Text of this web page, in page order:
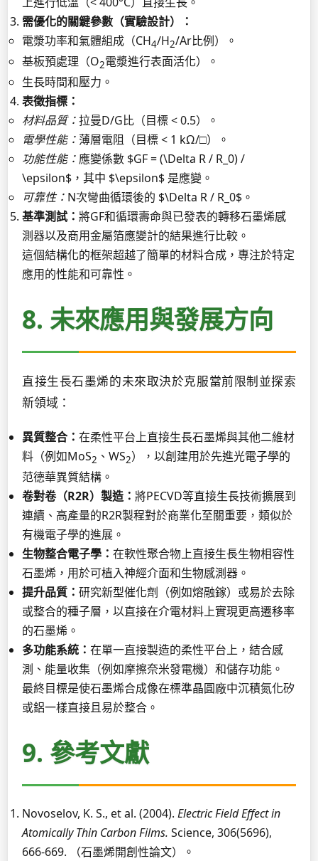
需優化的關鍵參數（實驗設計）：
電漿功率和氣體組成（CH4/H2/Ar比例）。
基板預處理（O2電漿進行表面活化）。
生長時間和壓力。
表徵指標：
材料品質：拉曼D/G比（目標 < 0.5）。
電學性能：薄層電阻（目標 < 1 kΩ/□）。
功能性能： 應變係數 $GF = (\Delta R / R_0) /
\epsilon$，其中 $\epsilon$ 是應變。
可靠性： N次彎曲循環後的 $\Delta R / R_0$。
基準測試： 將GF和循環壽命與已發表的轉移石墨烯感
測器以及商用金屬箔應變計的結果進行比較。
這個結構化的框架超越了簡單的材料合成，專注於特定
應用的性能和可靠性。
8. 未來應用與發展方向
直接生長石墨烯的未來取決於克服當前限制並探索
新領域：
異質整合： 在柔性平台上直接生長石墨烯與其他二維材
料（例如MoS2 、WS2），以創建用於先進光電子學的
范德華異質結構。
卷對卷（R2R）製造： 將PECVD等直接生長技術擴展到
連續、高產量的R2R製程對於商業化至關重要，類似於
有機電子學的進展。
生物整合電子學： 在軟性聚合物上直接生長生物相容性
石墨烯，用於可植入神經介面和生物感測器。
提升品質： 研究新型催化劑（例如熔融鎵）或易於去除
或整合的種子層，以直接在介電材料上實現更高遷移率
的石墨烯。
多功能系統： 在單一直接製造的柔性平台上，結合感
測、能量收集（例如摩擦奈米發電機）和儲存功能。
最終目標是使石墨烯合成像在標準晶圓廠中沉積氮化矽
或鋁一樣直接且易於整合。
9. 參考文獻
Novoselov, K. S., et al. (2004). Electric Field Effect in
Atomically Thin Carbon Films. Science, 306(5696),
666-669. （石墨烯開創性論文）。